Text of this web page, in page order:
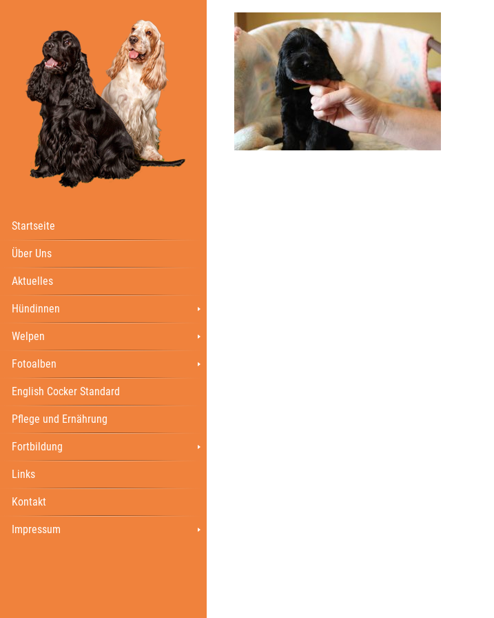
Startseite
Über Uns
Aktuelles
Hündinnen
Welpen
Fotoalben
English Cocker Standard
Pflege und Ernährung
Fortbildung
Links
Kontakt
Impressum